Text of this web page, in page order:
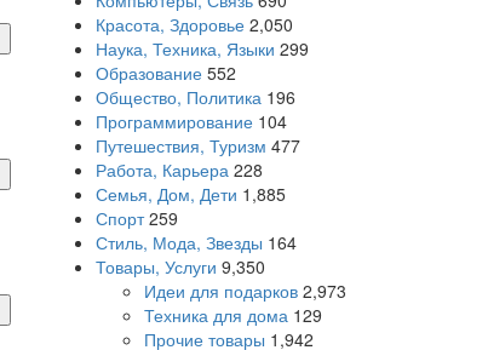
Красота, Здоровье 2,050
Наука, Техника, Языки 299
Образование 552
Общество, Политика 196
Программирование 104
Путешествия, Туризм 477
Работа, Карьера 228
Семья, Дом, Дети 1,885
Спорт 259
Стиль, Мода, Звезды 164
Товары, Услуги 9,350
Идеи для подарков 2,973
Техника для дома 129
Прочие товары 1,942